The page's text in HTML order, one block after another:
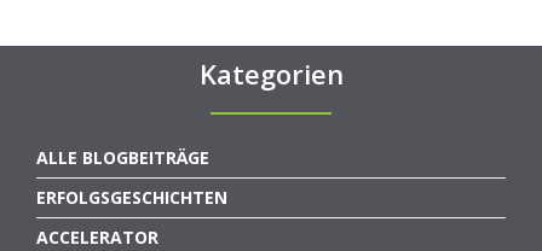
Kategorien
ALLE BLOGBEITRÄGE
ERFOLGSGESCHICHTEN
ACCELERATOR